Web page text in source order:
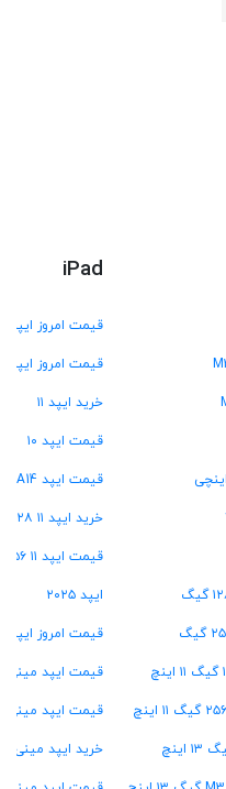
iPad
قیمت امروز ایپد
قیمت امروز ایپد A16
خرید ایپد ۱۱
قیمت ایپد ۱۰
قیمت ایپد A14
خرید ایپد ۱۱ A۱۶ ۱۲۸ گیگ
قیمت ایپد ۱۱ A16 ۲۵۶ گیگ
ایپد ۲۰۲۵
قیمت امروز ایپد
قیمت ایپد مینی A17 پرو
قیمت ایپد مینی ۷
خرید ایپد مینی ۶